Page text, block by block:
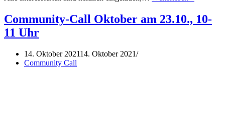
am
Community-Call Oktober am 23.10., 10-
11 Uhr
14. Oktober 202114. Oktober 2021
Community Call